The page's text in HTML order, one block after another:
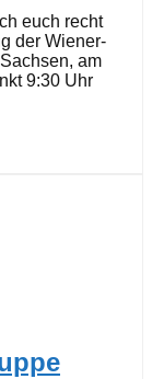
euch recht
der Wiener-
am
9:30 Uhr